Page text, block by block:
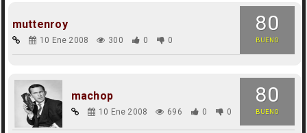
80
BUENO
muttenroy
10 Ene 2008 300 0 0
80
BUENO
machop
10 Ene 2008 696 0 0